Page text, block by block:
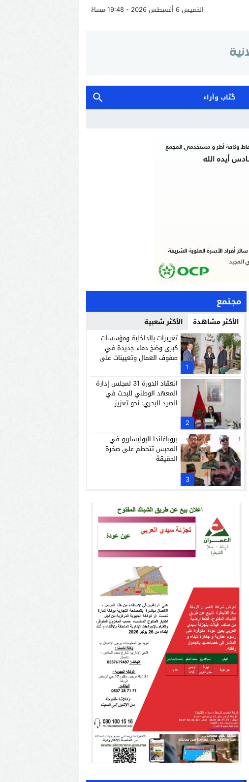
الخميس 6 أغسطس 2026 - 19:48 مساءً
كُتّاب وآراء
مجتمع
الأكثر مشاهدة الأكثر شعبية
1
تغييرات بالداخلية ومؤسسات
كبرى وضخ دماء جديدة في
صفوف العمال وتعيينات على
2
انعقاد الدورة 31 لمجلس إدارة
المعهد الوطني للبحث في
الصيد البحري: نحو تعزيز
3
بروباغاندا البوليساريو في
المحبس تتحطم على صخرة
الحقيقة